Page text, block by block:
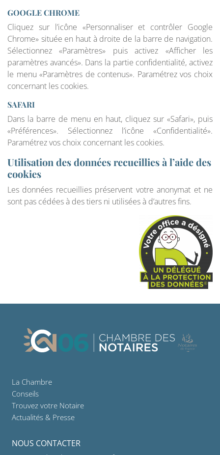
GOOGLE CHROME
Cliquez sur l’icône «Personnaliser et contrôler Google
Chrome» située en haut à droite de la barre de navigation.
Sélectionnez «Paramètres» puis activez «Afficher les
paramètres avancés». Dans la partie confidentialité, activez
le menu «Paramètres de contenus». Paramétrez vos choix
concernant les cookies.
SAFARI
Dans la barre de menu en haut, cliquez sur «Safari», puis
«Préférences». Sélectionnez l’icône «Confidentialité».
Paramétrez vos choix concernant les cookies.
Utilisation des données recueillies à l’aide des
cookies
Les données recueillies préservent votre anonymat et ne
sont pas cédées à des tiers ni utilisées à d’autres fins.
La Chambre
Conseils
Trouvez votre Notaire
Actualités & Presse
NOUS CONTACTER